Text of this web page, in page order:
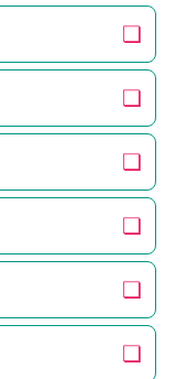
❏
❏
❏
❏
❏
❏